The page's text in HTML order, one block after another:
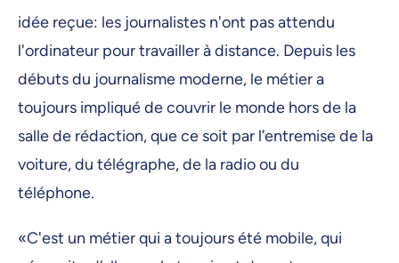
idée reçue: les journalistes n'ont pas attendu
l'ordinateur pour travailler à distance. Depuis les
débuts du journalisme moderne, le métier a
toujours impliqué de couvrir le monde hors de la
salle de rédaction, que ce soit par l’entremise de la
voiture, du télégraphe, de la radio ou du
téléphone.
«C'est un métier qui a toujours été mobile, qui